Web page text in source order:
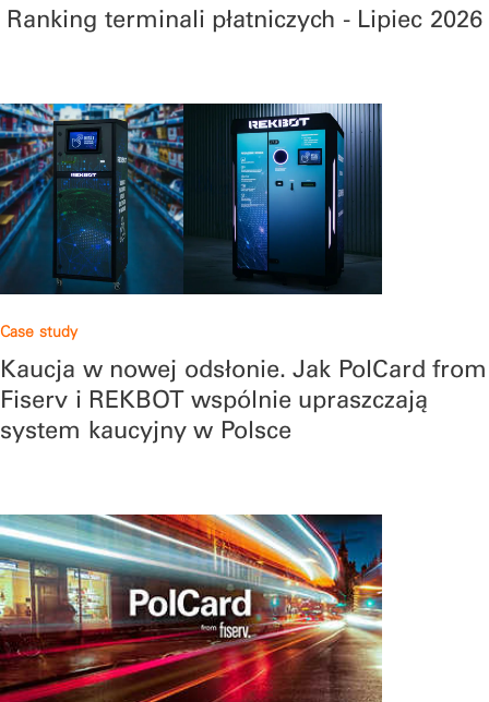
Ranking terminali płatniczych - Lipiec 2026
Case study
Kaucja w nowej odsłonie. Jak PolCard from
Fiserv i REKBOT wspólnie upraszczają
system kaucyjny w Polsce